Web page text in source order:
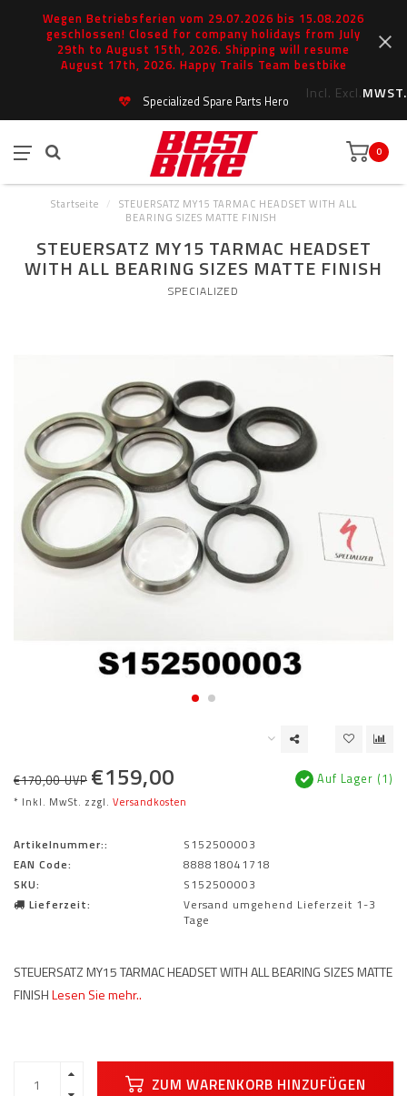
Wegen Betriebsferien vom 29.07.2026 bis 15.08.2026
geschlossen! Closed for company holidays from July
29th to August 15th, 2026. Shipping will resume
August 17th, 2026. Happy Trails Team bestbike
Incl. Excl.MWST.
Specialized Spare Parts Hero
0
Startseite /
STEUERSATZ MY15 TARMAC HEADSET WITH ALL
BEARING SIZES MATTE FINISH
STEUERSATZ MY15 TARMAC HEADSET
WITH ALL BEARING SIZES MATTE FINISH
SPECIALIZED
€170,00 UVP €159,00
* Inkl. MwSt. zzgl. Versandkosten
Auf Lager (1)
Artikelnummer::
S152500003
EAN Code:
888818041718
SKU:
S152500003
Lieferzeit:
Versand umgehend Lieferzeit 1-3
Tage
STEUERSATZ MY15 TARMAC HEADSET WITH ALL BEARING SIZES MATTE
FINISHLesen Sie mehr..
ZUM WARENKORB HINZUFÜGEN